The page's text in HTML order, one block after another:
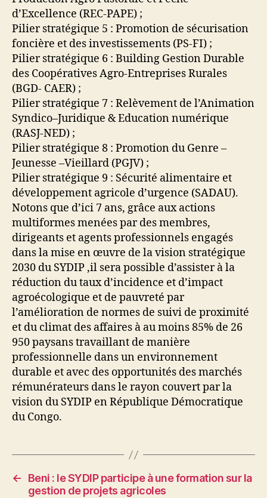
d’Excellence (REC-PAPE) ;
Pilier stratégique 5 : Promotion de sécurisation
foncière et des investissements (PS-FI) ;
Pilier stratégique 6 : Building Gestion Durable
des Coopératives Agro-Entreprises Rurales
(BGD- CAER) ;
Pilier stratégique 7 : Relèvement de l’Animation
Syndico–Juridique & Education numérique
(RASJ-NED) ;
Pilier stratégique 8 : Promotion du Genre –
Jeunesse –Vieillard (PGJV) ;
Pilier stratégique 9 : Sécurité alimentaire et
développement agricole d’urgence (SADAU).
Notons que d’ici 7 ans, grâce aux actions
multiformes menées par des membres,
dirigeants et agents professionnels engagés
dans la mise en œuvre de la vision stratégique
2030 du SYDIP ,il sera possible d’assister à la
réduction du taux d’incidence et d’impact
agroécologique et de pauvreté par
l’amélioration de normes de suivi de proximité
et du climat des affaires à au moins 85% de 26
950 paysans travaillant de manière
professionnelle dans un environnement
durable et avec des opportunités des marchés
rémunérateurs dans le rayon couvert par la
vision du SYDIP en République Démocratique
du Congo.
←
Beni : le SYDIP participe à une formation sur la
gestion de projets agricoles